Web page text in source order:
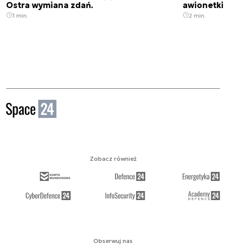
Ostra wymiana zdań.
1 min.
awionetki
2 min.
Obserwuj nas
Zobacz również